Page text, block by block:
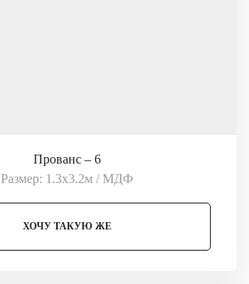
Прованс – 6
Размер: 1.3х3.2м / МДФ
ХОЧУ ТАКУЮ ЖЕ